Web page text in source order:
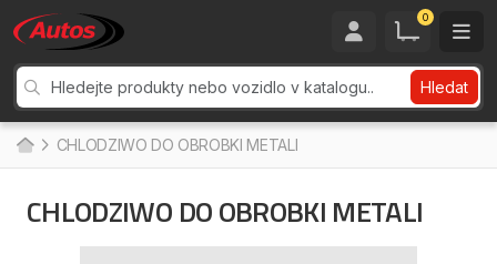
0
Hledat
CHLODZIWO DO OBROBKI METALI
CHLODZIWO DO OBROBKI METALI